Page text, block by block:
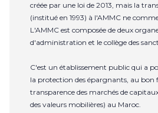
créée par une loi de 2013, mais la
(institué en 1993) à l'AMMC ne
L'AMMC est composée de deux
d'administration et le collège des
C'est un établissement public qui a
la protection des épargnants, au
transparence des marchés de
des valeurs mobilières) au Maroc.